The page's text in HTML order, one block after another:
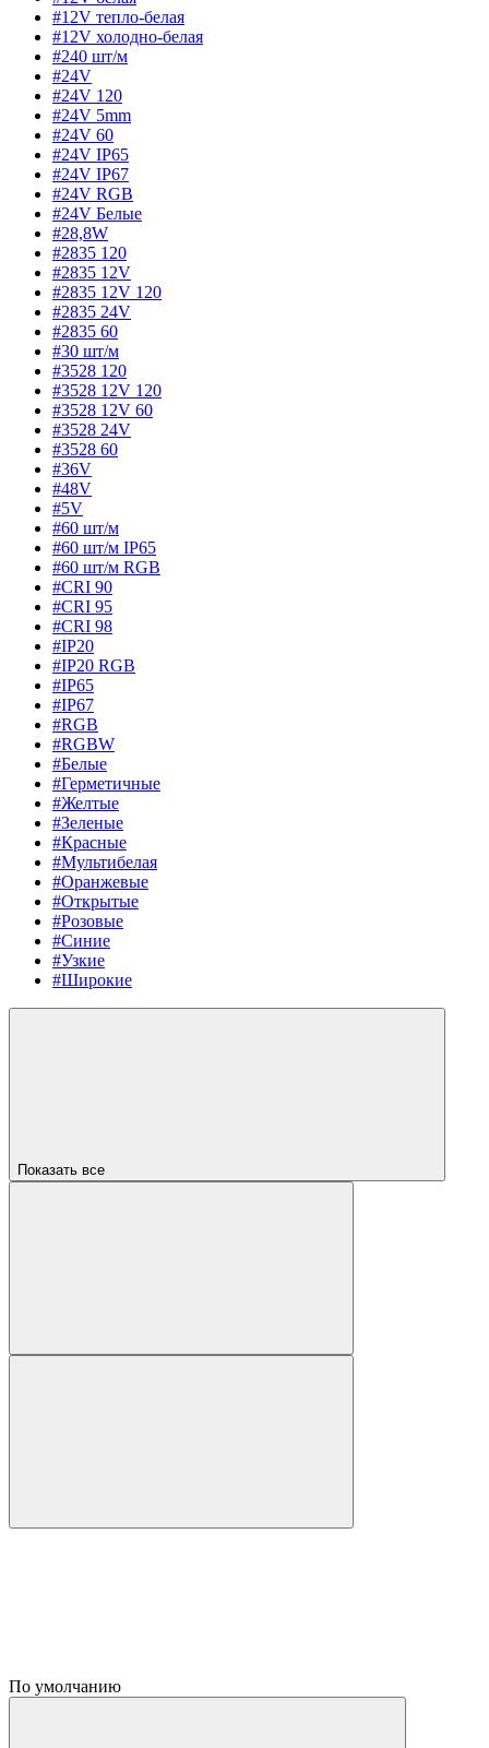
#12V тепло-белая
#12V холодно-белая
#240 шт/м
#24V
#24V 120
#24V 5mm
#24V 60
#24V IP65
#24V IP67
#24V RGB
#24V Белые
#28,8W
#2835 120
#2835 12V
#2835 12V 120
#2835 24V
#2835 60
#30 шт/м
#3528 120
#3528 12V 120
#3528 12V 60
#3528 24V
#3528 60
#36V
#48V
#5V
#60 шт/м
#60 шт/м IP65
#60 шт/м RGB
#CRI 90
#CRI 95
#CRI 98
#IP20
#IP20 RGB
#IP65
#IP67
#RGB
#RGBW
#Белые
#Герметичные
#Желтые
#Зеленые
#Красные
#Мультибелая
#Оранжевые
#Открытые
#Розовые
#Синие
#Узкие
#Широкие
Показать все
По умолчанию